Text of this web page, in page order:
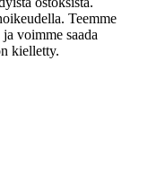
Teemme
voimme saada
kielletty.